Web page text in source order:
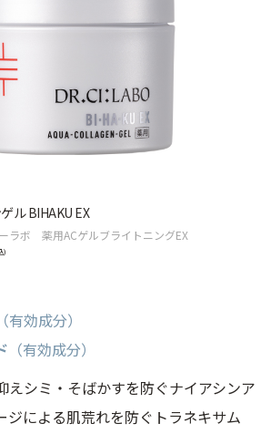
ル BIHAKU EX
ラボ 薬用ACゲルブライトニングEX
（有効成分）
（有効成分）
えシミ・そばかすを防ぐナイアシンア
ジによる肌荒れを防ぐトラネキサム